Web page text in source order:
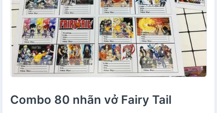
Combo 80 nhãn vở Fairy Tail